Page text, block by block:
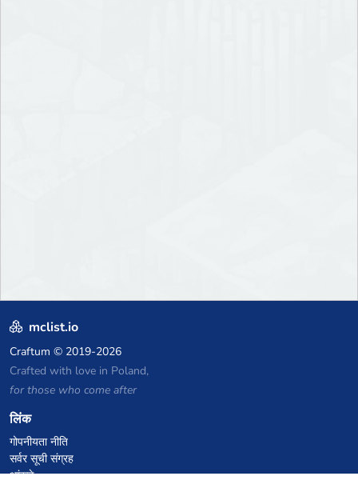
mclist.io
Craftum © 2019-2026
Crafted with love in Poland,
for those who come after
लिंक
गोपनीयता नीति
सर्वर सूची संग्रह
आंकड़े